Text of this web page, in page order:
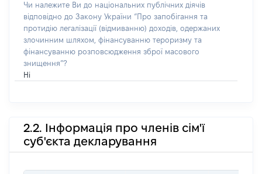
Чи належите Ви до національних публічних діячів
відповідно до Закону України “Про запобігання та
протидію легалізації (відмиванню) доходів, одержаних
злочинним шляхом, фінансуванню тероризму та
фінансуванню розповсюдження зброї масового
знищення”?
Ні
2.2. Інформація про членів сім'ї
суб'єкта декларування